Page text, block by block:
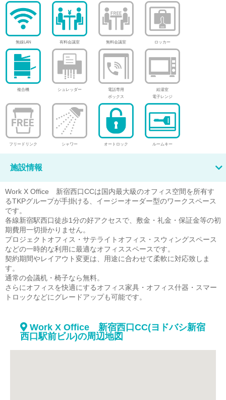
無線LAN 有料会議室 無料会議室 ロッカー
複合機 シュレッダー
電話専用
ボックス
給湯室
電子レンジ
フリードリンク シャワー オートロック ルームキー
施設情報
Work X Office 新宿西口CCは国内最大級のオフィス空間を所有す
るTKPグループが手掛ける、イージーオーダー型のワークスペース
です。
各線新宿駅西口徒歩1分の好アクセスで、敷金・礼金・保証金等の初
期費用一切掛かりません。
プロジェクトオフィス・サテライトオフィス・スウィングスペース
などの一時的な利用に最適なオフィススペースです。
契約期間やレイアウト変更は、用途に合わせて柔軟に対応致しま
す。
通常の会議机・椅子なら無料。
さらにオフィスを快適にするオフィス家具・オフィス什器・スマー
トロックなどにグレードアップも可能です。
Work X Office 新宿西口CC(ヨドバシ新宿
西口駅前ビル)の周辺地図